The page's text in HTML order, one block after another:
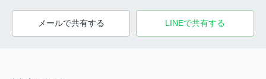
メールで共有する LINEで共有する